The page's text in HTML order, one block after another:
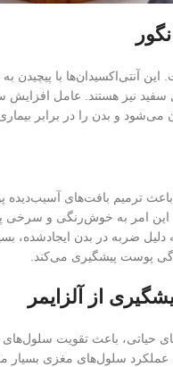
این آنتی‌اکسیدان‌ها با
نیز هستند. عامل افزایش
می‌شود و بدن را در برابر
ترمیم بافت‌های
این امر به خوش‌رنگی و
ضربه در بدن ایجادشده،
پوست پیشگیری می‌کند.
از آلزایمر
حیاتی، باعث تقویت
عملکرد سلول‌های مغزی